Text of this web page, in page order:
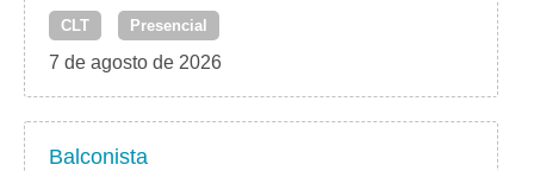
CLT Presencial
7 de agosto de 2026
Balconista